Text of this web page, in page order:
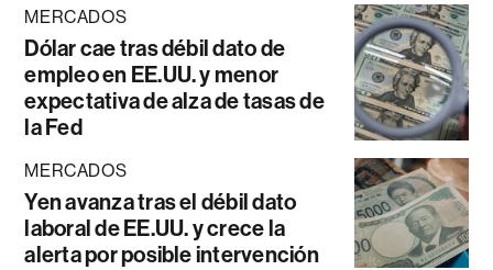
MERCADOS
Dólar cae tras débil dato de
empleo en EE.UU. y menor
expectativa de alza de tasas de
la Fed
MERCADOS
Yen avanza tras el débil dato
laboral de EE.UU. y crece la
alerta por posible intervención